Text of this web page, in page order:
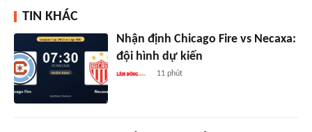
TIN KHÁC
Nhận định Chicago Fire vs Necaxa:
đội hình dự kiến
11 phút